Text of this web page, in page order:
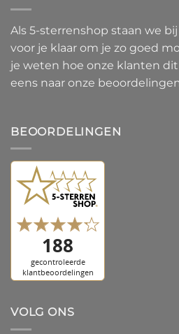
Als 5-sterrenshop staan we
voor je klaar om je zo goed
je weten hoe onze klanten
eens naar onze
BEOORDELINGEN
VOLG ONS